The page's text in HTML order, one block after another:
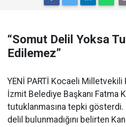
“Somut Delil Yoksa
Edilemez”
YENİ PARTİ Kocaeli Milletvekili
İzmit Belediye Başkanı Fatma
tutuklanmasına tepki
delil bulunmadığını belirten